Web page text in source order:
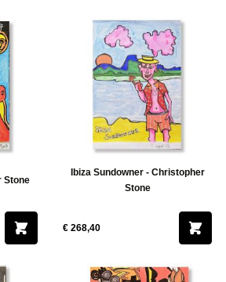
Stone
Ibiza Sundowner - Christopher
Stone
€ 268,40